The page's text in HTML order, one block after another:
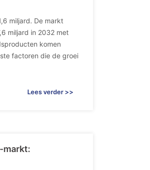
miljard. De markt
miljard in 2032 met
komen
factoren die de groei
Lees verder >>
markt: